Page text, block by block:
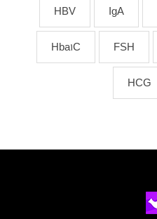
IgA
HBV
FSH
Hba1C
HCG